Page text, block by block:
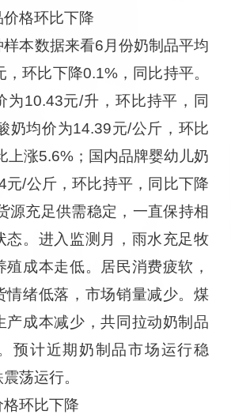
格环比下降
样本数据来看6月份奶制品平均
环比下降0.1%，同比持平。
为10.43元/升，环比持平，同
奶均价为14.39元/公斤，环比
上涨5.6%；国内品牌婴幼儿奶
元/公斤，环比持平，同比下降
源充足供需稳定，一直保持相
态。进入监测月，雨水充足牧
成本走低。居民消费疲软，
情绪低落，市场销量减少。煤
产成本减少，共同拉动奶制品
预计近期奶制品市场运行稳
荡运行。
环比下降